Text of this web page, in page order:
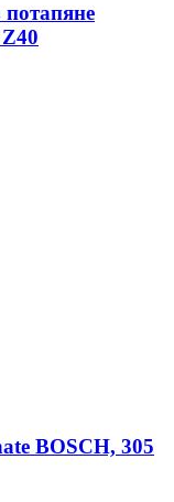
потапяне
BOSCH, 305